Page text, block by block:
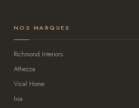
NOS MARQUES
Richmond Interiors
Athezza
Vical Home
Ixia